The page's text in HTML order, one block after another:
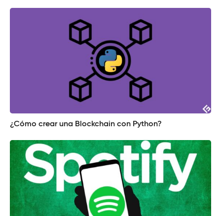
¿Cómo crear una Blockchain con Python?